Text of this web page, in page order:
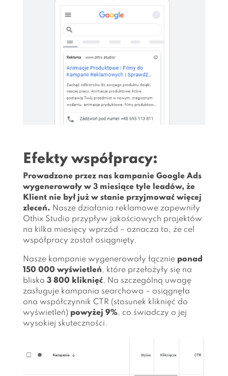
Efekty współpracy:
Prowadzone przez nas kampanie Google Ads
wygenerowały w 3 miesiące tyle leadów, że
Klient nie był już w stanie przyjmować więcej
zleceń. Nasze działania reklamowe zapewniły
Othix Studio przypływ jakościowych projektów
na kilka miesięcy wprzód – oznacza to, że cel
współpracy został osiągnięty.
Nasze kampanie wygenerowały łącznie ponad
150 000 wyświetleń, które przełożyły się na
blisko 3 800 kliknięć. Na szczególną uwagę
zasługuje kampania searchowa – osiągnęła
ona współczynnik CTR (stosunek kliknięć do
wyświetleń) powyżej 9%, co świadczy o jej
wysokiej skuteczności.